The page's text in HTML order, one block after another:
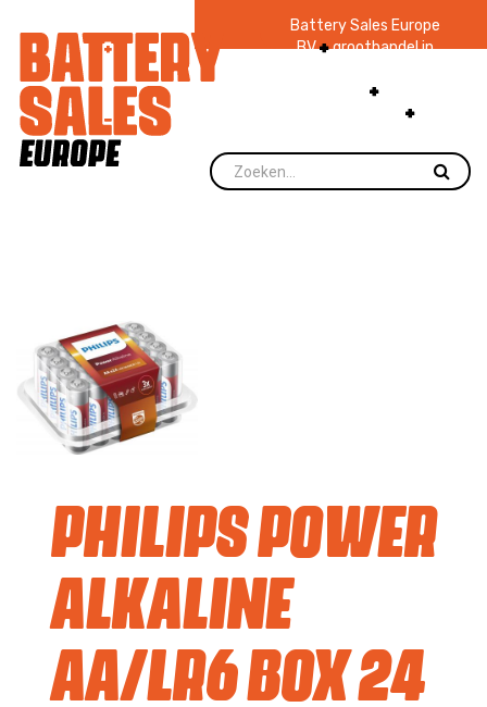
Battery Sales Europe
BV groothandel in
zaklampen Ruim 48
jaar ervaring
voorraad.
Philips Power
Alkaline
AA/LR6 box 24